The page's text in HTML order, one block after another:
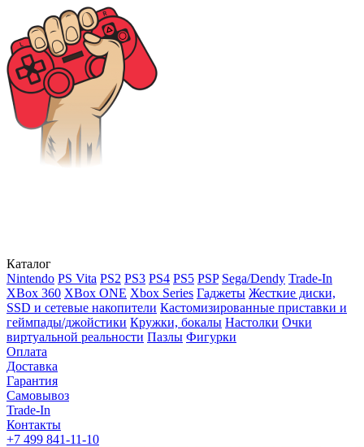
Каталог
Nintendo PS Vita PS2 PS3 PS4 PS5 PSP Sega/Dendy Trade-In
XBox 360 XBox ONE Xbox Series Гаджеты Жесткие диски,
SSD и сетевые накопители Кастомизированные приставки и
геймпады/джойстики Кружки, бокалы Настолки Очки
виртуальной реальности Пазлы Фигурки
Оплата
Доставка
Гарантия
Самовывоз
Trade-In
Контакты
+7 499 841-11-10